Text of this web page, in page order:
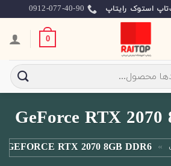
استوک رایتاپ 0912-077-40-90
0
GeForce RTX 2070
»
GEFORCE RTX 2070 8GB DDR6